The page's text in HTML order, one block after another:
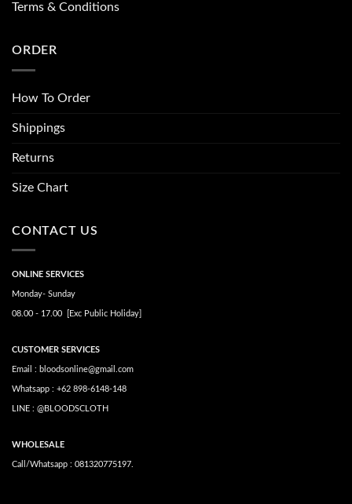
Terms & Conditions
ORDER
How To Order
Shippings
Returns
Size Chart
CONTACT US
ONLINE SERVICES
Monday- Sunday
08.00 - 17.00 [Exc Public Holiday]
CUSTOMER SERVICES
Email : bloodsonline@gmail.com
Whatsapp : +62 898-6148-148
LINE : @BLOODSCLOTH
WHOLESALE
Call/Whatsapp : 081320775197.